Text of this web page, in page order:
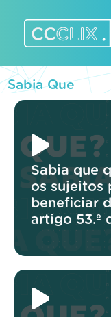
content
Sabia Que
Sabia que
os sujeitos
beneficiar
artigo 53.º